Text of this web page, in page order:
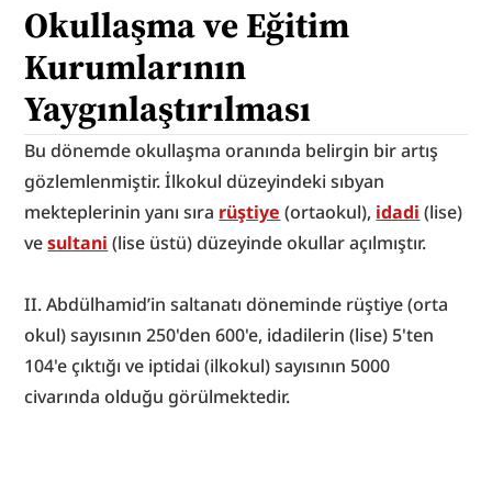
Okullaşma ve Eğitim
Kurumlarının
Yaygınlaştırılması
Bu dönemde okullaşma oranında belirgin bir artış
gözlemlenmiştir. İlkokul düzeyindeki sıbyan
mekteplerinin yanı sıra rüştiye (ortaokul), idadi (lise)
ve sultani (lise üstü) düzeyinde okullar açılmıştır.
II. Abdülhamid’in saltanatı döneminde rüştiye (orta
okul) sayısının 250'den 600'e, idadilerin (lise) 5'ten
104'e çıktığı ve iptidai (ilkokul) sayısının 5000
civarında olduğu görülmektedir.